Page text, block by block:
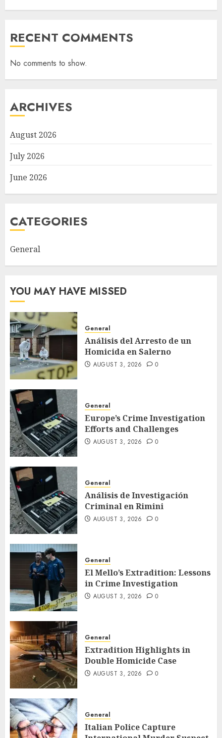
RECENT COMMENTS
No comments to show.
ARCHIVES
August 2026
July 2026
June 2026
CATEGORIES
General
YOU MAY HAVE MISSED
General
Análisis del Arresto de un
Homicida en Salerno
AUGUST 3, 2026 0
General
Europe’s Crime Investigation
Efforts and Challenges
AUGUST 3, 2026 0
General
Análisis de Investigación
Criminal en Rimini
AUGUST 3, 2026 0
General
El Mello’s Extradition: Lessons
in Crime Investigation
AUGUST 3, 2026 0
General
Extradition Highlights in
Double Homicide Case
AUGUST 3, 2026 0
General
Italian Police Capture